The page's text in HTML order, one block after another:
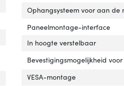
Ophangsysteem voor aan de
Paneelmontage-interface
In hoogte verstelbaar
Bevestigingsmogelijkheid
VESA-montage